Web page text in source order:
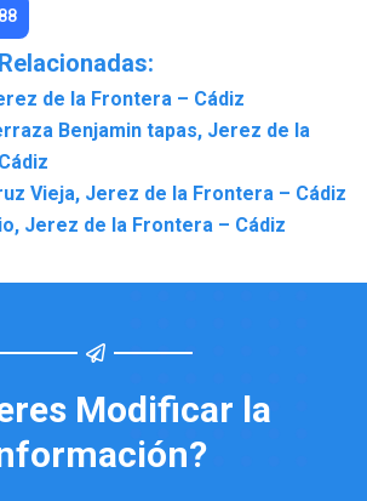
de la Frontera – Cádiz
Benjamin tapas, Jerez de la
Vieja, Jerez de la Frontera – Cádiz
Jerez de la Frontera – Cádiz
Modificar la